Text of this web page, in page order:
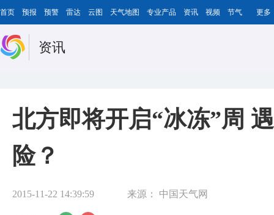
首页 预报 预警 雷达 云图 天气地图 专业产品 资讯 视频 节气 更多
资讯
北方即将开启“冰冻”周
险？
2015-11-22 14:39:59 来源： 中国天气网